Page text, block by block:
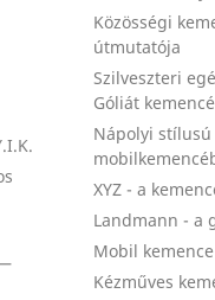
Közösségi
útmutatója
Szilveszteri
Góliát
Nápolyi stílusú
XYZ - a
Landmann - a
Mobil
Kézműves